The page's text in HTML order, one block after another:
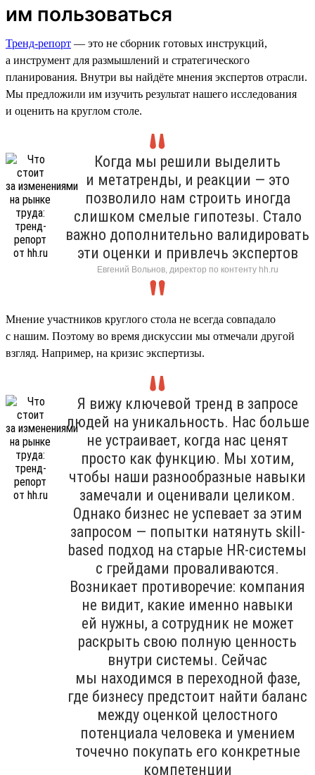
им пользоваться
Тренд-репорт — это не сборник готовых инструкций,
а инструмент для размышлений и стратегического
планирования. Внутри вы найдёте мнения экспертов отрасли.
Мы предложили им изучить результат нашего исследования
и оценить на круглом столе.
Когда мы решили выделить
и метатренды, и реакции — это
позволило нам строить иногда
слишком смелые гипотезы. Стало
важно дополнительно валидировать
эти оценки и привлечь экспертов
Евгений Вольнов, директор по контенту hh.ru
Мнение участников круглого стола не всегда совпадало
с нашим. Поэтому во время дискуссии мы отмечали другой
взгляд. Например, на кризис экспертизы.
Я вижу ключевой тренд в запросе
людей на уникальность. Нас больше
не устраивает, когда нас ценят
просто как функцию. Мы хотим,
чтобы наши разнообразные навыки
замечали и оценивали целиком.
Однако бизнес не успевает за этим
запросом — попытки натянуть skill-
based подход на старые HR-системы
с грейдами проваливаются.
Возникает противоречие: компания
не видит, какие именно навыки
ей нужны, а сотрудник не может
раскрыть свою полную ценность
внутри системы. Сейчас
мы находимся в переходной фазе,
где бизнесу предстоит найти баланс
между оценкой целостного
потенциала человека и умением
точечно покупать его конкретные
компетенции